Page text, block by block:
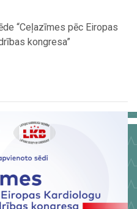
“Ceļazīmes pēc Eiropas
kongresa”